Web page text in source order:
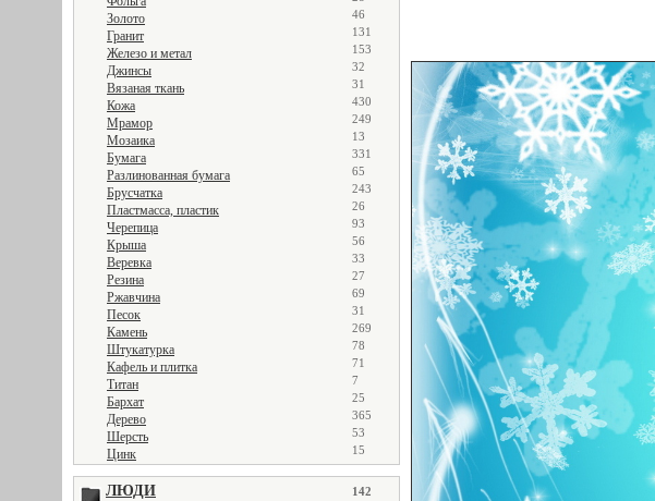
Золото 46
Гранит 131
Железо и метал 153
Джинсы 32
Вязаная ткань 31
Кожа 430
Мрамор 249
Мозаика 13
Бумага 331
Разлинованная бумага 65
Брусчатка 243
Пластмасса, пластик 26
Черепица 93
Крыша 56
Веревка 33
Резина 27
Ржавчина 69
Песок 31
Камень 269
Штукатурка 78
Кафель и плитка 71
Титан 7
Бархат 25
Дерево 365
Шерсть 53
Цинк 15
ЛЮДИ 142